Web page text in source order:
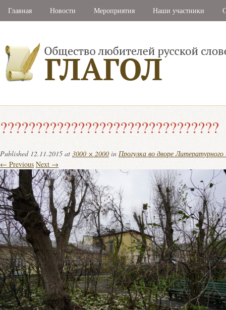
Главная Новости Мероприятия Наши участники
???????????????????????????????
Published 12.11.2015 at 3000 × 2000 in Прогулка во дворе
← Previous Next →